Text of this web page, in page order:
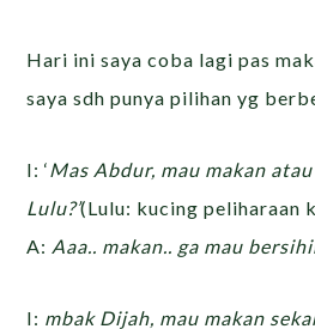
Hari ini saya coba lagi pas
saya sdh punya pilihan yg
I: ‘Mas Abdur, mau makan
Lulu?’(Lulu: kucing peliharaan
A: Aaa.. makan.. ga mau
I: mbak Dijah, mau makan